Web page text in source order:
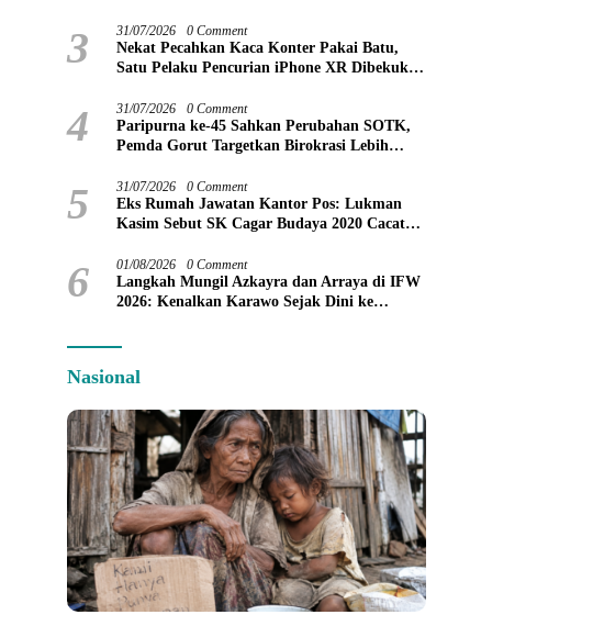
3 31/07/2026 0 Comment
Nekat Pecahkan Kaca Konter Pakai Batu,
Satu Pelaku Pencurian iPhone XR Dibekuk
4 31/07/2026 0 Comment
Paripurna ke-45 Sahkan Perubahan SOTK,
Pemda Gorut Targetkan Birokrasi Lebih
5 31/07/2026 0 Comment
Eks Rumah Jawatan Kantor Pos: Lukman
Kasim Sebut SK Cagar Budaya 2020 Cacat
6 01/08/2026 0 Comment
Langkah Mungil Azkayra dan Arraya di IFW
2026: Kenalkan Karawo Sejak Dini ke
Nasional